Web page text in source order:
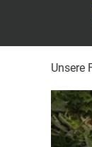
Unsere